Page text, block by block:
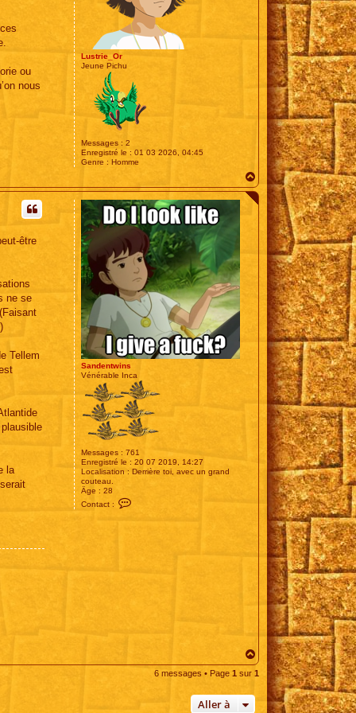
e
Lustrie_Or
Jeune Pichu
Messages : 2
Enregistré le : 01 03 2026, 04:45
Genre : Homme
ou
nous
a
u
Sandentwins
Vénérable Inca
Messages : 761
Enregistré le : 20 07 2019, 14:27
Localisation : Derrière toi, avec un grand
couteau.
Âge : 28
Contact :
être
ne se
Tellem
la
a
u
6 messages • Page 1 sur 1
Aller à